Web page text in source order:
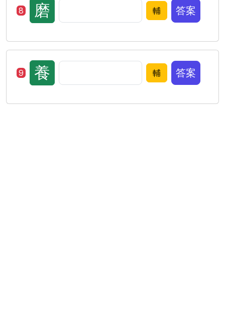
8 磨 輔 答案
9 養 輔 答案